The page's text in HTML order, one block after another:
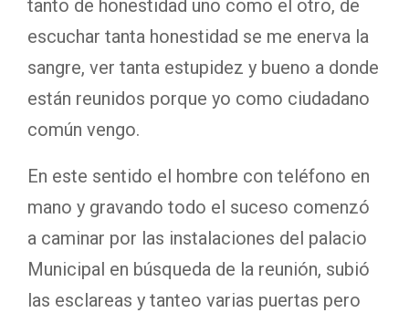
tanto de honestidad uno como el otro, de
escuchar tanta honestidad se me enerva la
sangre, ver tanta estupidez y bueno a donde
están reunidos porque yo como ciudadano
común vengo.
En este sentido el hombre con teléfono en
mano y gravando todo el suceso comenzó
a caminar por las instalaciones del palacio
Municipal en búsqueda de la reunión, subió
las esclareas y tanteo varias puertas pero